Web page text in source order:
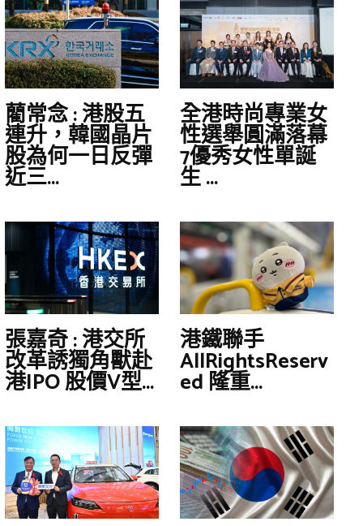
藺常念 : 港股五
連升，韓國晶片
股為何一日反彈
近三...
全港時尚專業女
性選舉圓滿落幕
7優秀女性單誕
生 ...
張嘉奇 : 港交所
改革誘獨角獸赴
港IPO 股價V型...
港鐵聯手
AllRightsReserv
ed 隆重...